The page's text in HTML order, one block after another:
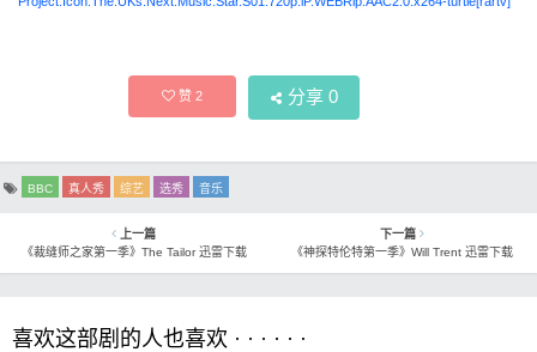
赞2 分享 0
BBC 真人秀 综艺 选秀 音乐
上一篇
《裁缝师之家第一季》The Tailor 迅雷下载
下一篇
《神探特伦特第一季》Will Trent 迅雷下载
喜欢这部剧的人也喜欢 · · · · · ·